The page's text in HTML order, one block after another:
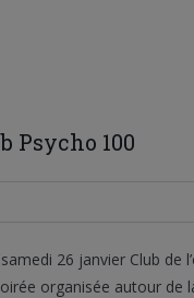
Psycho 100
26 janvier Club de
organisée autour de